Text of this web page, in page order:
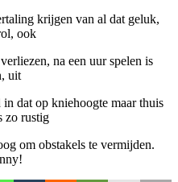
krijgen van al dat geluk,
ook
na een uur spelen is
uit
dat op kniehoogte maar thuis
zo rustig
om obstakels te vermijden.